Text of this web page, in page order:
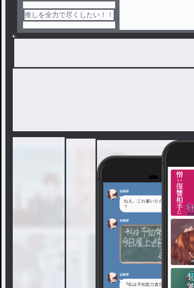
推しを全力で尽くしたい！！